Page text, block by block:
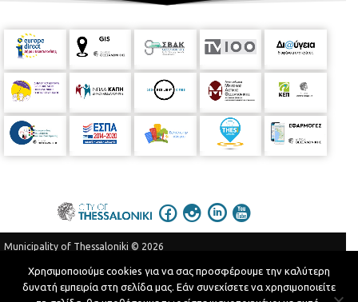
Municipality of Thessaloniki © 2026
Terms of Use
Privacy Policy
Telephone Catalog
Χρησιμοποιούμε cookies για να σας προσφέρουμε την καλύτερη
δυνατή εμπειρία στη σελίδα μας. Εάν συνεχίσετε να χρησιμοποιείτε